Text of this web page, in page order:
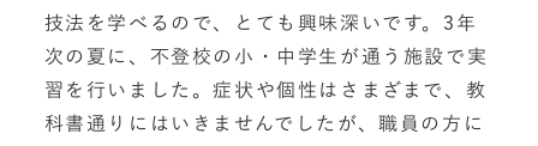
技法を学べるので、とても興味深いです。3年
次の夏に、不登校の小・中学生が通う施設で実
習を行いました。症状や個性はさまざまで、教
科書通りにはいきませんでしたが、職員の方に